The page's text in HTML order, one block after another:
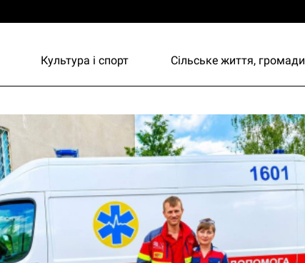
Культура і спорт Сільське життя, громади